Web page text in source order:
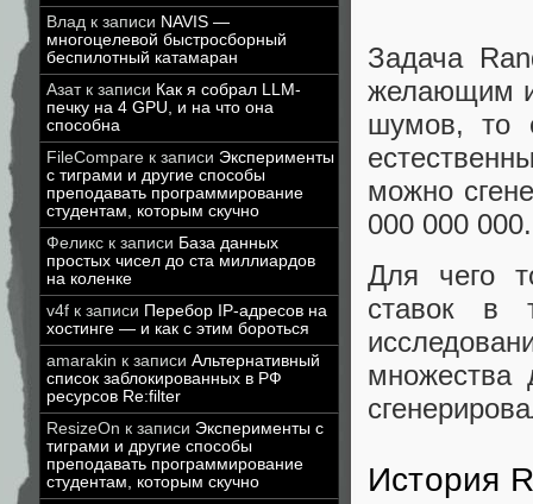
Влад к записи NAVIS —
многоцелевой быстросборный
беспилотный катамаран
Азатк записи Как я собрал LLM-
печку на 4 GPU, и на что она
способна
FileCompare к записи Эксперименты
с тиграми и другие способы
преподавать программирование
студентам, которым скучно
Феликс к записи База данных
простых чисел до ста миллиардов
на коленке
v4f к записи Перебор IP-адресов на
хостинге — и как с этим бороться
amarakin к записи Альтернативный
список заблокированных в РФ
ресурсов Re:filter
ResizeOn к записи Эксперименты с
тиграми и другие способы
преподавать программирование
студентам, которым скучно
Задача
желающим
шумов, то
можно
000 000 000.
Для чего
ставок в
множества
История